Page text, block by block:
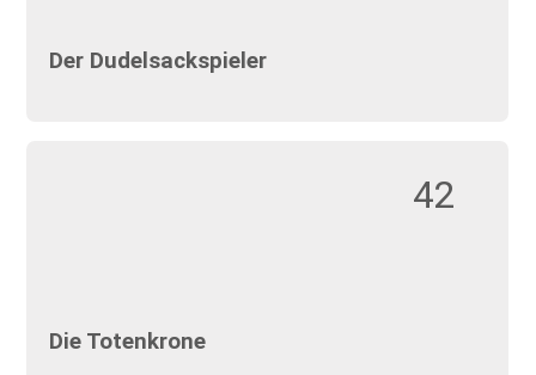
Der Dudelsackspieler
42
Die Totenkrone